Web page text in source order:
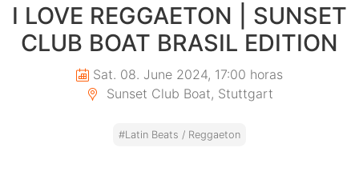
I LOVE REGGAETON | SUNSET
CLUB BOAT BRASIL EDITION
Sat. 08. June 2024, 17:00 horas
Sunset Club Boat, Stuttgart
#Latin Beats / Reggaeton